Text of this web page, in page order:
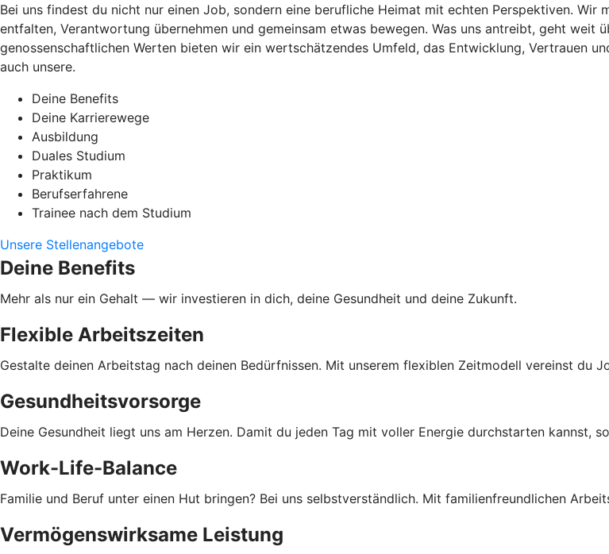
Bei uns findest du nicht nur einen Job, sondern eine berufliche Heimat mit echten Perspektiven. Wir
entfalten, Verantwortung übernehmen und gemeinsam etwas bewegen. Was uns antreibt, geht
genossenschaftlichen Werten bieten wir ein wertschätzendes Umfeld, das Entwicklung, Vertrauen
auch unsere.
Deine Benefits
Deine Karrierewege
Ausbildung
Duales Studium
Praktikum
Berufserfahrene
Trainee nach dem Studium
Unsere Stellenangebote
Deine Benefits
Mehr als nur ein Gehalt — wir investieren in dich, deine Gesundheit und deine Zukunft.
Flexible Arbeitszeiten
Gestalte deinen Arbeitstag nach deinen Bedürfnissen. Mit unserem flexiblen Zeitmodell vereinst du
Gesundheitsvorsorge
Deine Gesundheit liegt uns am Herzen. Damit du jeden Tag mit voller Energie durchstarten kannst,
Work-Life-Balance
Familie und Beruf unter einen Hut bringen? Bei uns selbstverständlich. Mit familienfreundlichen
Vermögenswirksame Leistung